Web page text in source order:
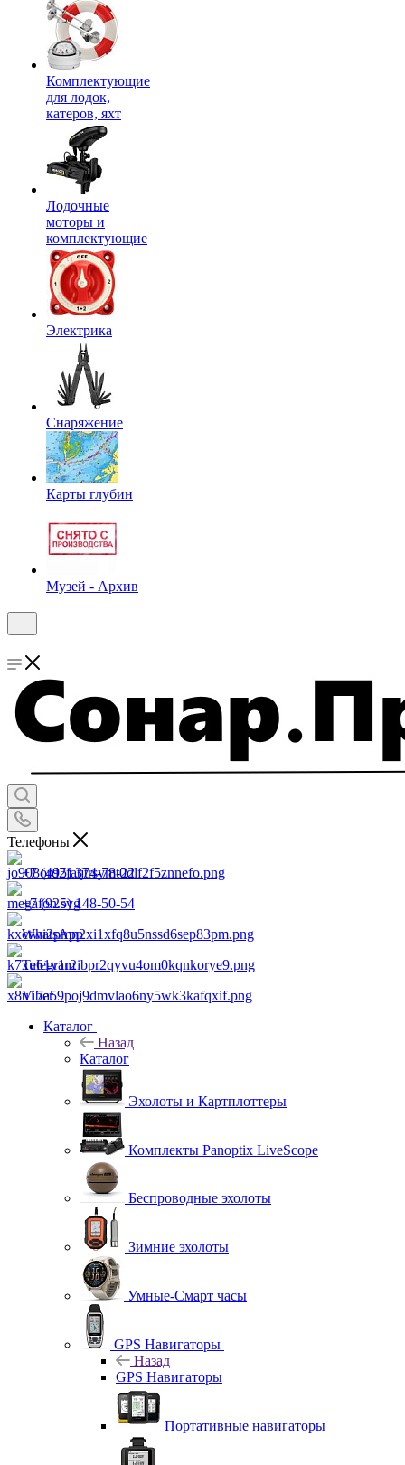
Комплектующие
для лодок,
катеров, яхт
Лодочные
моторы и
комплектующие
Электрика
Снаряжение
Карты глубин
Музей - Архив
Телефоны
+7 (495) 374-78-22
+7 (925) 148-50-54
WhatsApp
Telegram
Viber
Каталог
Назад
Каталог
Эхолоты и Картплоттеры
Комплекты Panoptix LiveScope
Беспроводные эхолоты
Зимние эхолоты
Умные-Смарт часы
GPS Навигаторы
Назад
GPS Навигаторы
Портативные навигаторы